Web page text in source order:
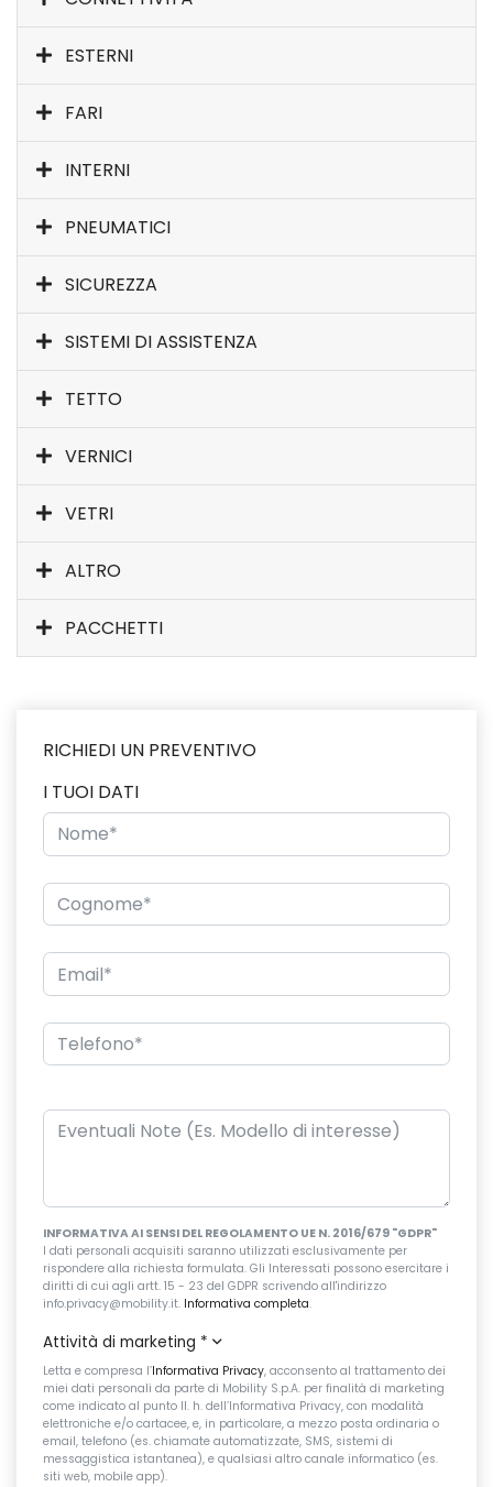
ESTERNI
FARI
INTERNI
PNEUMATICI
SICUREZZA
SISTEMI DI ASSISTENZA
TETTO
VERNICI
VETRI
ALTRO
PACCHETTI
RICHIEDI UN PREVENTIVO
I TUOI DATI
INFORMATIVA AI SENSI DEL REGOLAMENTO UE N. 2016/679 "GDPR"
I dati personali acquisiti saranno utilizzati esclusivamente per
rispondere alla richiesta formulata. Gli Interessati possono esercitare i
diritti di cui agli artt. 15 - 23 del GDPR scrivendo all'indirizzo
info.privacy@mobility.it. Informativa completa.
Attività di marketing *
Letta e compresa l’Informativa Privacy, acconsento al trattamento dei
miei dati personali da parte di Mobility S.p.A. per finalità di marketing
come indicato al punto II. h. dell’Informativa Privacy, con modalità
elettroniche e/o cartacee, e, in particolare, a mezzo posta ordinaria o
email, telefono (es. chiamate automatizzate, SMS, sistemi di
messaggistica istantanea), e qualsiasi altro canale informatico (es.
siti web, mobile app).